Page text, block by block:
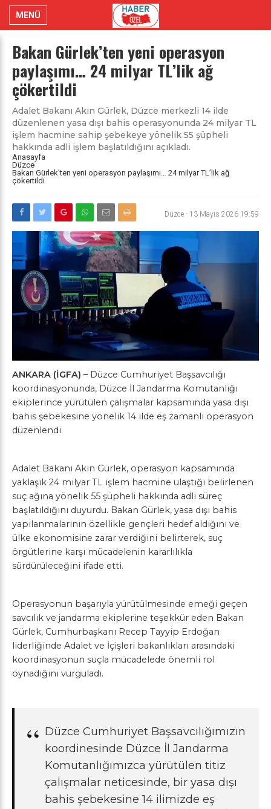
MENÜ
Bakan Gürlek’ten yeni operasyon
paylaşımı… 24 milyar TL’lik ağ
çökertildi
Adalet Bakanı Akın Gürlek, Düzce merkezli 14 ilde
düzenlenen yasa dışı bahis operasyonunda 24 milyar TL
işlem hacmine sahip şebekeye yönelik 55 şüpheli
hakkında adli işlem başlatıldığını açıkladı.
Anasayfa
Düzce
Bakan Gürlek’ten yeni operasyon paylaşımı… 24 milyar TL’lik ağ
çökertildi
Düzce - 13 Mayıs 2026 19:59
ANKARA (İGFA) – Düzce Cumhuriyet Başsavcılığı
koordinasyonunda, Düzce İl Jandarma Komutanlığı
ekiplerince yürütülen çalışmalar kapsamında yasa dışı
bahis şebekesine yönelik 14 ilde eş zamanlı operasyon
düzenlendi.
Adalet Bakanı Akın Gürlek, operasyon kapsamında
yaklaşık 24 milyar TL işlem hacmine ulaştığı belirlenen
suç ağına yönelik 55 şüpheli hakkında adli süreç
başlatıldığını duyurdu. Bakan Gürlek, yasa dışı bahis
yapılanmalarının özellikle gençleri hedef aldığını ve
ülke ekonomisine zarar verdiğini belirterek, suç
örgütlerine karşı mücadelenin kararlılıkla
sürdürüleceğini ifade etti.
Operasyonun başarıyla yürütülmesinde emeği geçen
savcılık ve jandarma ekiplerine teşekkür eden Bakan
Gürlek, Cumhurbaşkanı Recep Tayyip Erdoğan
liderliğinde Adalet ve İçişleri bakanlıkları arasındaki
koordinasyonun suçla mücadelede önemli rol
oynadığını vurguladı.
Düzce Cumhuriyet Başsavcılığımızın
koordinesinde Düzce İl Jandarma
Komutanlığımızca yürütülen titiz
çalışmalar neticesinde, bir yasa dışı
bahis şebekesine 14 ilimizde eş